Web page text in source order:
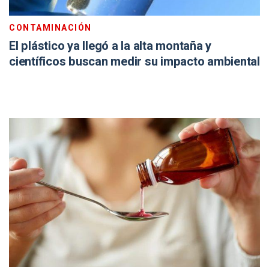
CONTAMINACIÓN
El plástico ya llegó a la alta montaña y
científicos buscan medir su impacto ambiental